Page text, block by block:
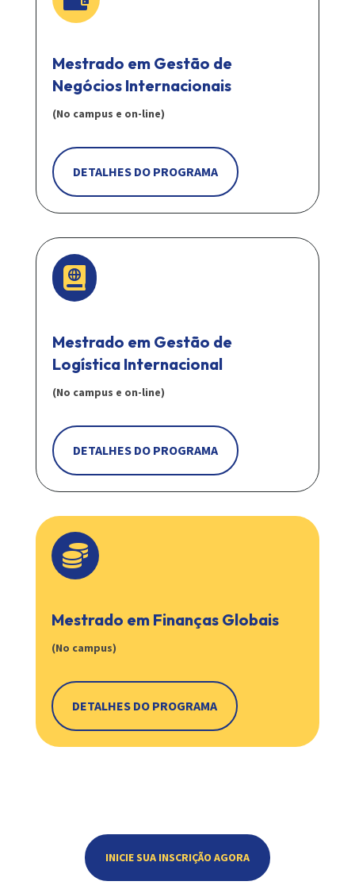
Mestrado em Gestão de
Negócios Internacionais
(No campus e on-line)
DETALHES DO PROGRAMA

Mestrado em Gestão de
Logística Internacional
(No campus e on-line)
DETALHES DO PROGRAMA

Mestrado em Finanças Globais
(No campus)
DETALHES DO PROGRAMA
INICIE SUA INSCRIÇÃO AGORA